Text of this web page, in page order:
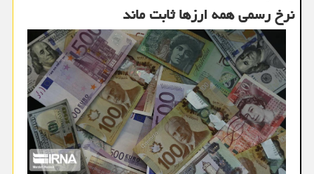
نرخ رسمی همه ارزها ثابت ماند